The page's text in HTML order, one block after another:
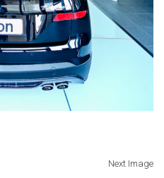
Next Image